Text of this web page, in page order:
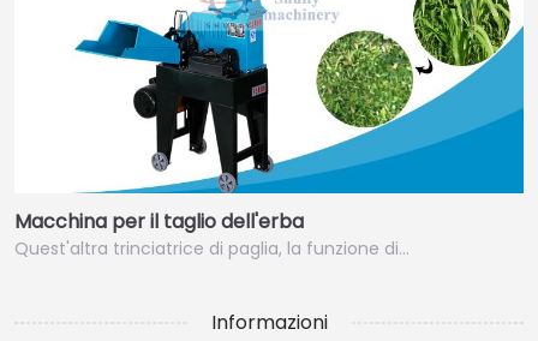
Macchina per il taglio dell'erba
Quest'altra trinciatrice di paglia, la funzione di…
Informazioni